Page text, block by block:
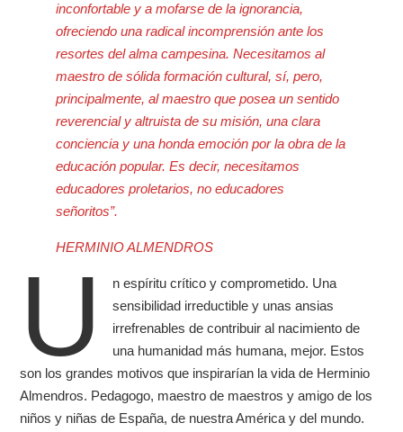
inconfortable y a mofarse de la ignorancia,
ofreciendo una radical incomprensión ante los
resortes del alma campesina. Necesitamos al
maestro de sólida formación cultural, sí, pero,
principalmente, al maestro que posea un sentido
reverencial y altruista de su misión, una clara
conciencia y una honda emoción por la obra de la
educación popular. Es decir, necesitamos
educadores proletarios, no educadores
señoritos”.
HERMINIO ALMENDROS
U
n espíritu crítico y comprometido. Una
sensibilidad irreductible y unas ansias
irrefrenables de contribuir al nacimiento de
una humanidad más humana, mejor. Estos
son los grandes motivos que inspirarían la vida de Herminio
Almendros. Pedagogo, maestro de maestros y amigo de los
niños y niñas de España, de nuestra América y del mundo.